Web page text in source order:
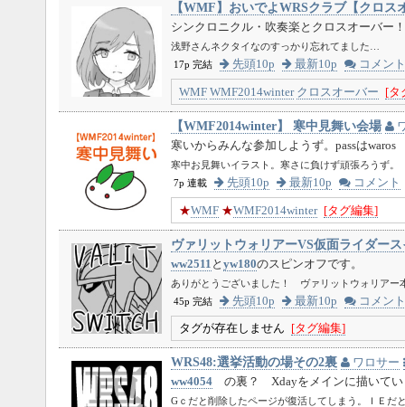
【WMF】おいでよWRSクラブ【クロス
シンクロニクル・吹奏楽とクロスオーバー！
浅野さんネクタイなのすっかり忘れてました…
17p 完結
先頭10p 最新10p コメント
WMF WMF2014winter クロスオーバー [タ
【WMF2014winter】 寒中見舞い会場
寒いからみんな参加しようず。passはwaros
寒中お見舞いイラスト。寒さに負けず頑張ろうず。
7p 連載
先頭10p 最新10p コメント
★WMF ★WMF2014winter [タグ編集]
ヴァリットウォリアーVS仮面ライダー
ww2511 と yw180のスピンオフです。
ありがとうございました！ ヴァリットウォリアー
45p 完結
先頭10p 最新10p コメント
タグが存在しません [タグ編集]
WRS48:選挙活動の場その2裏
ワロサー
ww4054 の裏？ Xdayをメインに描いてい
Gｃだと削除したページが復活してしまう。ＩＥだ